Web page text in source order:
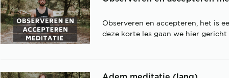
Observeren en accepteren, het is
deze korte les gaan we hier gericht